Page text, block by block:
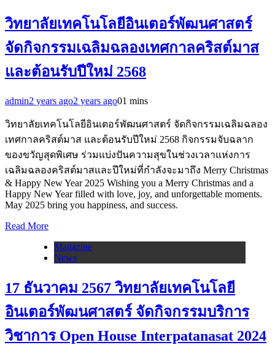
วิทยาลัยเทคโนโลยีอินเตอร์พัฒนศาสตร์
จัดกิจกรรมเฉลิมฉลองเทศกาลคริสต์มาส
และต้อนรับปีใหม่ 2568
admin2 years ago2 years ago01 mins
วิทยาลัยเทคโนโลยีอินเตอร์พัฒนศาสตร์ จัดกิจกรรมเฉลิมฉลอง
เทศกาลคริสต์มาส และต้อนรับปีใหม่ 2568 กิจกรรมจับฉลาก
ของขวัญสุดพิเศษ ร่วมแบ่งปันความสุขในช่วงเวลาแห่งการ
เฉลิมฉลองคริสต์มาสและปีใหม่ที่กำลังจะมาถึง Merry Christmas
& Happy New Year 2025 Wishing you a Merry Christmas and a
Happy New Year filled with love, joy, and unforgettable moments.
May 2025 bring you happiness, and success.
Read More
Magazine
News
17 ธันวาคม 2567 วิทยาลัยเทคโนโลยี
อินเตอร์พัฒนศาสตร์ จัดกิจกรรมบริการ
วิชาการ Open House Interpatanasat 2024